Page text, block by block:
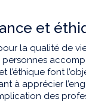
et
la qualité de
personnes
l’éthique font
à apprécier
des